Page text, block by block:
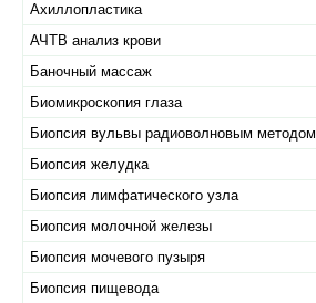
Ахиллопластика
АЧТВ анализ крови
Баночный массаж
Биомикроскопия глаза
Биопсия вульвы радиоволновым методом
Биопсия желудка
Биопсия лимфатического узла
Биопсия молочной железы
Биопсия мочевого пузыря
Биопсия пищевода